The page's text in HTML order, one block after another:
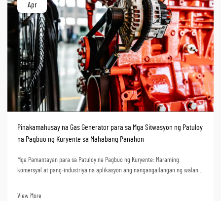
Apr
Pinakamahusay na Gas Generator para sa Mga Sitwasyon ng Patuloy
na Pagbuo ng Kuryente sa Mahabang Panahon
Mga Pamantayan para sa Patuloy na Pagbuo ng Kuryente: Maraming
komersyal at pang-industriya na aplikasyon ang nangangailangan ng walang
View More